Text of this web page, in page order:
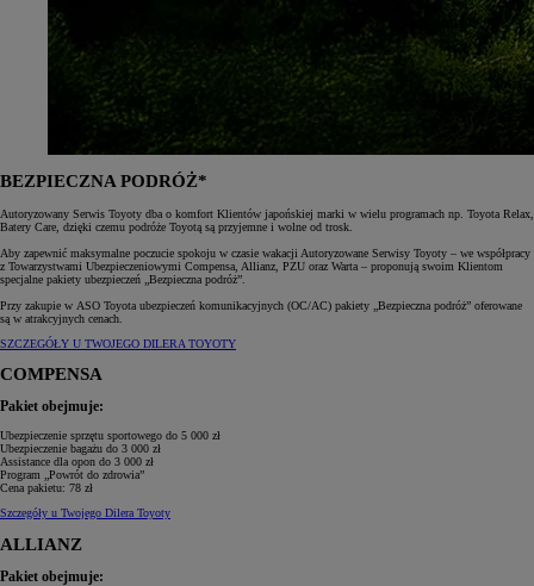
BEZPIECZNA PODRÓŻ*
Autoryzowany Serwis Toyoty dba o komfort Klientów japońskiej marki w wielu programach np. Toyota Relax,
Batery Care, dzięki czemu podróże Toyotą są przyjemne i wolne od trosk.
Aby zapewnić maksymalne poczucie spokoju w czasie wakacji Autoryzowane Serwisy Toyoty – we współpracy
z Towarzystwami Ubezpieczeniowymi Compensa, Allianz, PZU oraz Warta – proponują swoim Klientom
specjalne pakiety ubezpieczeń „Bezpieczna podróż”.
Przy zakupie w ASO Toyota ubezpieczeń komunikacyjnych (OC/AC) pakiety „Bezpieczna podróż” oferowane
są w atrakcyjnych cenach.
SZCZEGÓŁY U TWOJEGO DILERA TOYOTY
COMPENSA
Pakiet obejmuje:
Ubezpieczenie sprzętu sportowego do 5 000 zł
Ubezpieczenie bagażu do 3 000 zł
Assistance dla opon do 3 000 zł
Program „Powrót do zdrowia”
Cena pakietu: 78 zł
Szczegóły u Twojego Dilera Toyoty
ALLIANZ
Pakiet obejmuje: